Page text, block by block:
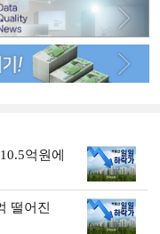
억원에
떨어진